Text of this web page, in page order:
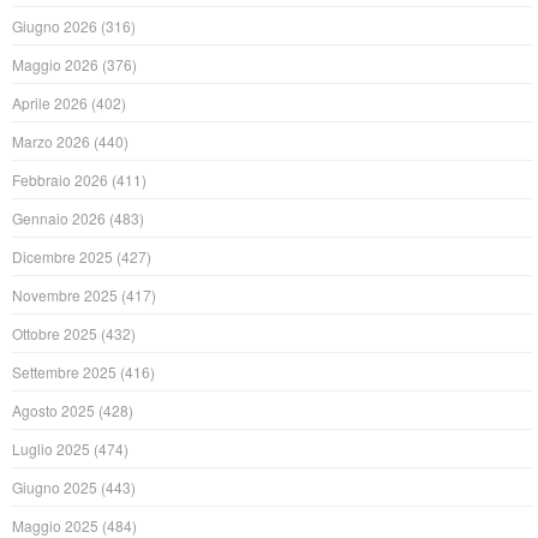
Giugno 2026 (316)
Maggio 2026 (376)
Aprile 2026 (402)
Marzo 2026 (440)
Febbraio 2026 (411)
Gennaio 2026 (483)
Dicembre 2025 (427)
Novembre 2025 (417)
Ottobre 2025 (432)
Settembre 2025 (416)
Agosto 2025 (428)
Luglio 2025 (474)
Giugno 2025 (443)
Maggio 2025 (484)